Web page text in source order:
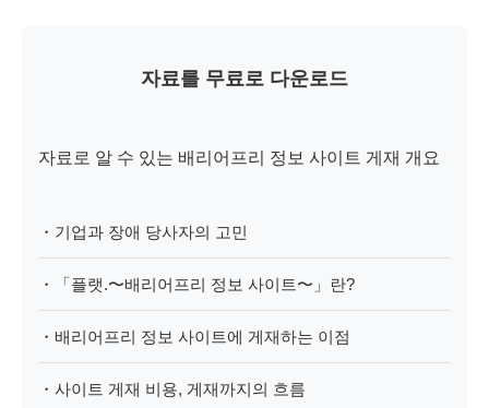
자료를 무료로 다운로드
자료로 알 수 있는 배리어프리 정보 사이트 게재 개요
・기업과 장애 당사자의 고민
・「플랫.〜배리어프리 정보 사이트〜」란?
・배리어프리 정보 사이트에 게재하는 이점
・사이트 게재 비용, 게재까지의 흐름